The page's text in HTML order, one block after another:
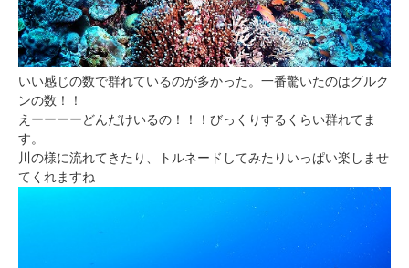
いい感じの数で群れているのが多かった。一番驚いたのはグルク
ンの数！！
えーーーーどんだけいるの！！！びっくりするくらい群れてま
す。
川の様に流れてきたり、トルネードしてみたりいっぱい楽しませ
てくれますね